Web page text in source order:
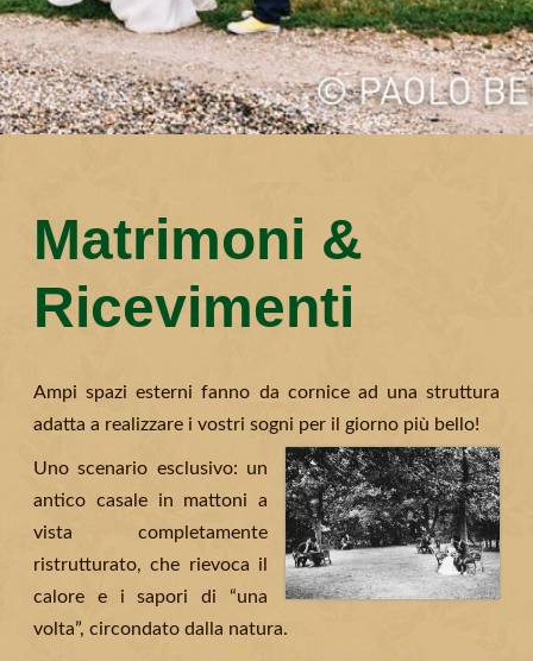
Matrimoni &
Ricevimenti
Ampi spazi esterni fanno da cornice ad una struttura
adatta a realizzare i vostri sogni per il giorno più bello!
Uno scenario esclusivo: un
antico casale in mattoni a
vista completamente
ristrutturato, che rievoca il
calore e i sapori di “una
volta”, circondato dalla natura.